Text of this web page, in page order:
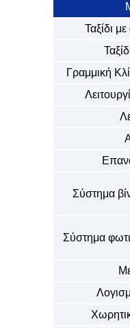
Ταξίδι
Γραμμική
Σύστημα
Σύστημα